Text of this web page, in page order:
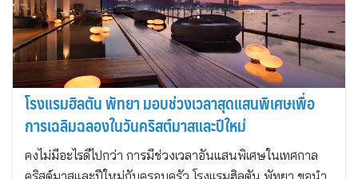
โรงแรมฮิลตัน พัทยา มอบช่วงเวลาสุดแสนพิเศษเพื่อ
การเฉลิมฉลองในวันคริสต์มาสและปีใหม่
คงไม่มีอะไรดีไปกว่า การมีช่วงเวลาอันแสนพิเศษในเทศกาล
คริสต์มาสและปีใหม่กับครอบครัว โรงแรมฮิลตัน พัทยา ขอนำ